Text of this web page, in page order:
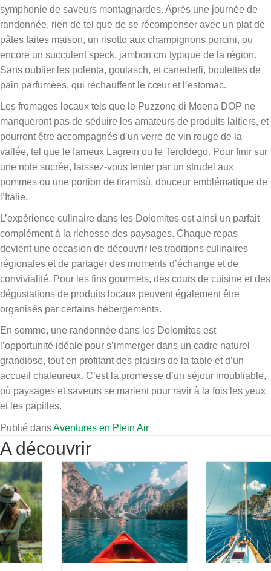
symphonie de saveurs montagnardes. Après une journée de
randonnée, rien de tel que de se récompenser avec un plat de
pâtes faites maison, un risotto aux champignons porcini, ou
encore un succulent speck, jambon cru typique de la région.
Sans oublier les polenta, goulasch, et canederli, boulettes de
pain parfumées, qui réchauffent le cœur et l’estomac.
Les fromages locaux tels que le Puzzone di Moena DOP ne
manqueront pas de séduire les amateurs de produits laitiers, et
pourront être accompagnés d’un verre de vin rouge de la
vallée, tel que le fameux Lagrein ou le Teroldego. Pour finir sur
une note sucrée, laissez-vous tenter par un strudel aux
pommes ou une portion de tiramisù, douceur emblématique de
l’Italie.
L’expérience culinaire dans les Dolomites est ainsi un parfait
complément à la richesse des paysages. Chaque repas
devient une occasion de découvrir les traditions culinaires
régionales et de partager des moments d’échange et de
convivialité. Pour les fins gourmets, des cours de cuisine et des
dégustations de produits locaux peuvent également être
organisés par certains hébergements.
En somme, une randonnée dans les Dolomites est
l’opportunité idéale pour s’immerger dans un cadre naturel
grandiose, tout en profitant des plaisirs de la table et d’un
accueil chaleureux. C’est la promesse d’un séjour inoubliable,
où paysages et saveurs se marient pour ravir à la fois les yeux
et les papilles.
Publié dansAventures en Plein Air
A découvrir